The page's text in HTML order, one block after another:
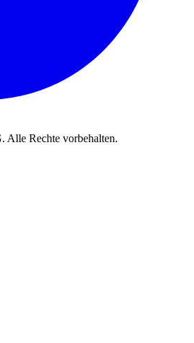
Rechte vorbehalten.